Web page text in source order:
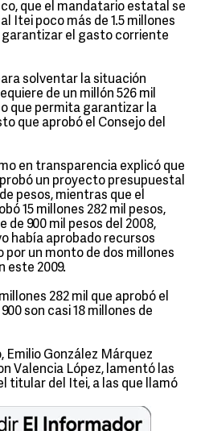
que el mandatario estatal se
Itei poco más de 1.5 millones
garantizar el gasto corriente
solventar la situación
de un millón 526 mil
que permita garantizar la
que aprobó el Consejo del
en transparencia explicó que
un proyecto presupuestal
pesos, mientras que el
15 millones 282 mil pesos,
900 mil pesos del 2008,
había aprobado recursos
por un monto de dos millones
este 2009.
282 mil que aprobó el
son casi 18 millones de
Emilio González Márquez
Valencia López, lamentó las
titular del Itei, a las que llamó